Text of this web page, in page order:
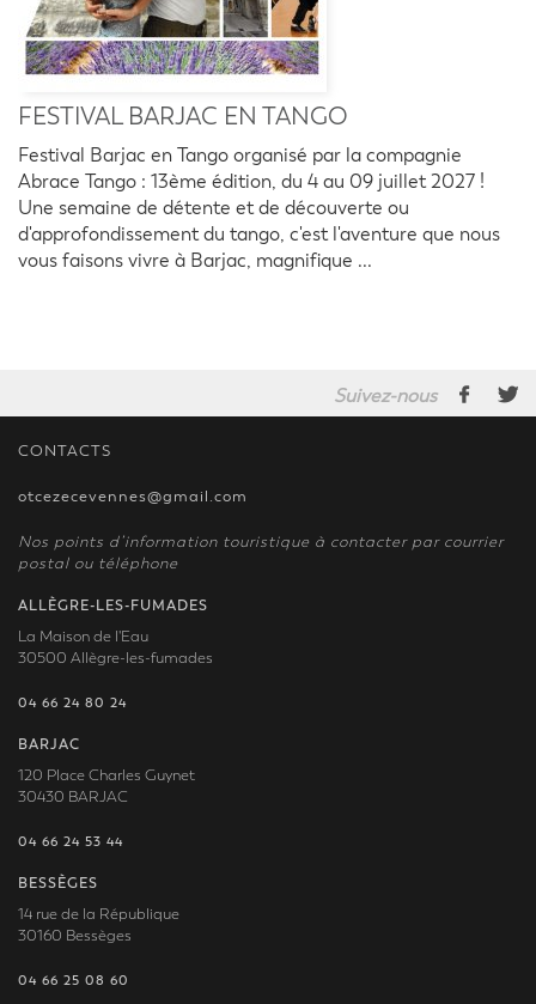
FESTIVAL BARJAC EN TANGO
Festival Barjac en Tango organisé par la compagnie
Abrace Tango : 13ème édition, du 4 au 09 juillet 2027 !
Une semaine de détente et de découverte ou
d'approfondissement du tango, c'est l'aventure que nous
vous faisons vivre à Barjac, magnifique ...
Suivez-nous
CONTACTS
otcezecevennes@gmail.com
Nos points d’information touristique à contacter par courrier
postal ou téléphone
ALLÈGRE-LES-FUMADES
La Maison de l'Eau
30500 Allègre-les-fumades
04 66 24 80 24
BARJAC
120 Place Charles Guynet
30430 BARJAC
04 66 24 53 44
BESSÈGES
14 rue de la République
30160 Bessèges
04 66 25 08 60